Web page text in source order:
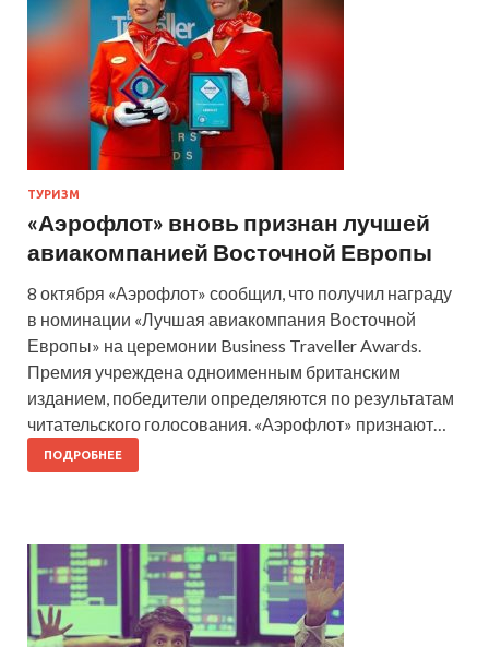
ТУРИЗМ
«Аэрофлот» вновь признан лучшей
авиакомпанией Восточной Европы
8 октября «Аэрофлот» сообщил, что получил награду
в номинации «Лучшая авиакомпания Восточной
Европы» на церемонии Business Traveller Awards.
Премия учреждена одноименным британским
изданием, победители определяются по результатам
читательского голосования. «Аэрофлот» признают…
ПОДРОБНЕЕ